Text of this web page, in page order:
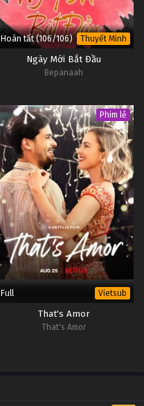
Hoàn tất (106/106) Thuyết Minh
Ngày Mới Bắt Đầu
Bepanaah
Phim lẻ
Full Vietsub
That's Amor
That's Amor